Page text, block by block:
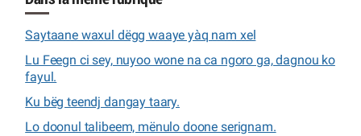
Saytaane waxul dëgg waaye yàq nam xel
Lu Feegn ci sey, nuyoo wone na ca ngoro ga, dagnou ko
fayul.
Ku bëg teendj dangay taary.
Lo doonul talibeem, mënulo doone serignam.